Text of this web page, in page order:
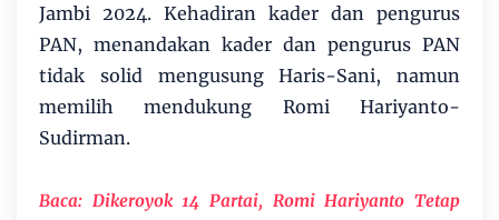
Jambi 2024. Kehadiran kader dan pengurus
PAN, menandakan kader dan pengurus PAN
tidak solid mengusung Haris-Sani, namun
memilih mendukung Romi Hariyanto-
Sudirman.
Baca: Dikeroyok 14 Partai, Romi Hariyanto Tetap